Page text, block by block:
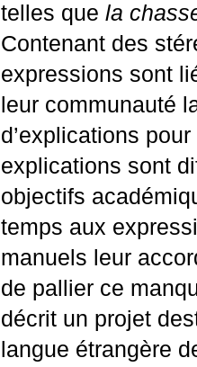
telles que la
Contenant des
expressions sont
leur communauté
d’explications
explications sont
objectifs
temps aux
manuels leur
de pallier ce
décrit un projet
langue étrangère